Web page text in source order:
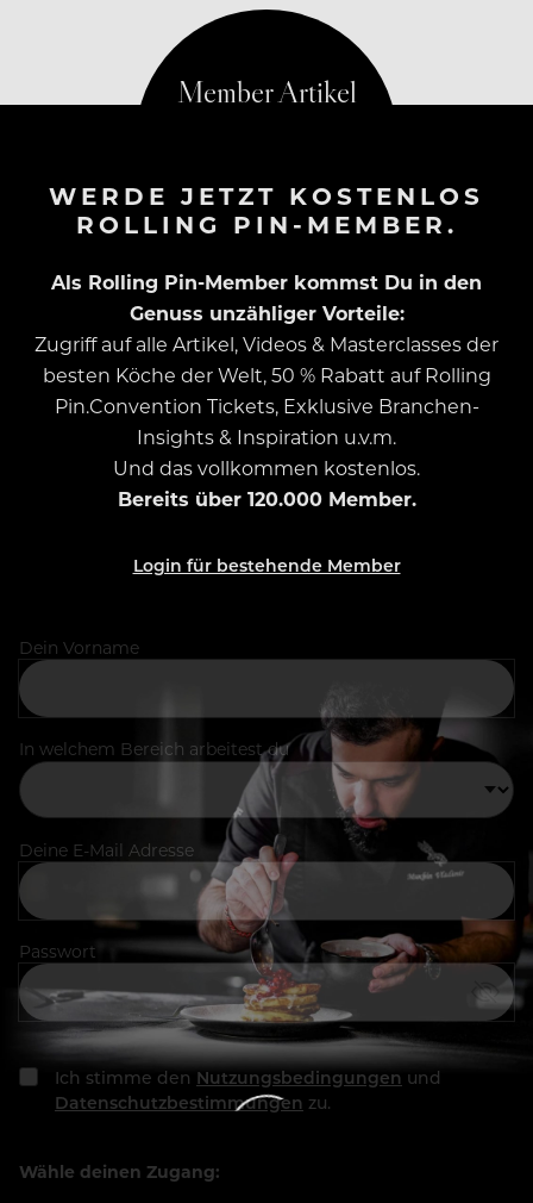
zusammengearbeitet.
WERDE JETZT KOSTENLOS
ROLLING PIN-MEMBER.
Als Rolling Pin-Member kommst Du in den
Genuss unzähliger Vorteile:
Zugriff auf alle Artikel, Videos & Masterclasses der
besten Köche der Welt, 50 % Rabatt auf Rolling
Pin.Convention Tickets, Exklusive Branchen-
Insights & Inspiration u.v.m.
Und das vollkommen kostenlos.
Bereits über 120.000 Member.
Login für bestehende Member
Dein Vorname
In welchem Bereich arbeitest du
Deine E-Mail Adresse
Passwort
Ich stimme den Nutzungsbedingungen und
Datenschutzbestimmungen zu.
Wähle deinen Zugang: